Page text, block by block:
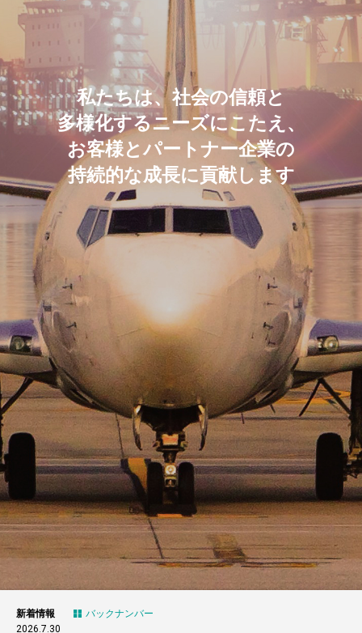
私たちは、社会の信頼と
多様化するニーズにこたえ、
お客様とパートナー企業の
持続的な成長に貢献します
私たちは、社会の信頼と
多様化するニーズにこたえ、
お客様とパートナー企業の
持続的な成長に貢献します
私たちは、社会の信頼と
多様化するニーズにこたえ、
お客様とパートナー企業の
持続的な成長に貢献します
私たちは、社会の信頼と
多様化するニーズにこたえ、
お客様とパートナー企業の
持続的な成長に貢献します
新着情報
バックナンバー
2026.7.30